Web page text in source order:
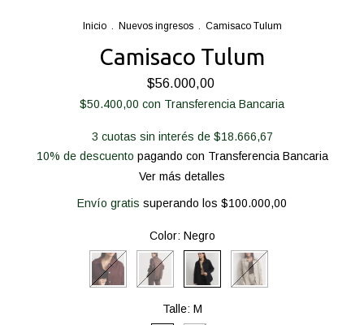
Inicio Nuevos ingresos Camisaco Tulum
Camisaco Tulum
$56.000,00
$50.400,00 con Transferencia Bancaria
3 cuotas sin interés de $18.666,67
10% de descuento pagando con Transferencia Bancaria
Ver más detalles
Envío gratis superando los $100.000,00
Color: Negro
Talle: M